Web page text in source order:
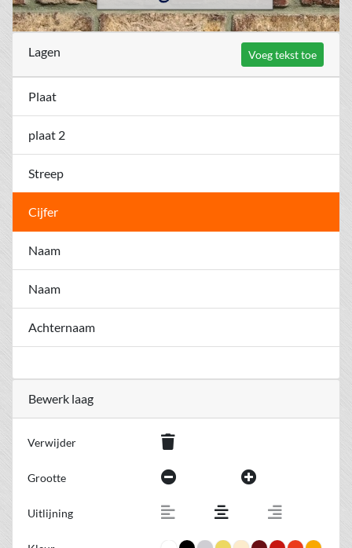
Lagen Voeg tekst toe
Plaat
plaat 2
Streep
Cijfer
Naam
Naam
Achternaam
Bewerk laag
Verwijder
Grootte
Uitlijning